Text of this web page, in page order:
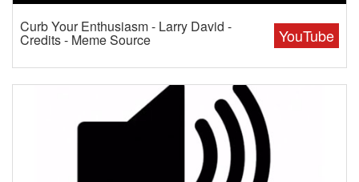
YouTube
Curb Your Enthusiasm - Larry David -
Credits - Meme Source